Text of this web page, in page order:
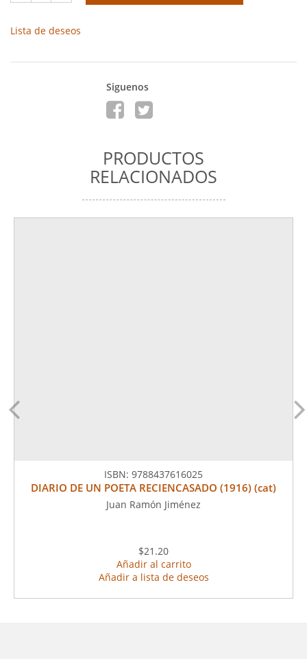
Lista de deseos
Siguenos
PRODUCTOS
RELACIONADOS
ISBN: 9788437616025
DIARIO DE UN POETA RECIENCASADO (1916) (cat)
Juan Ramón Jiménez
$21.20
Añadir al carrito
Añadir a lista de deseos